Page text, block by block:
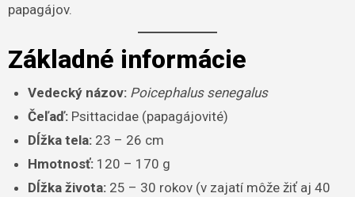
papagájov.
Základné informácie
Vedecký názov: Poicephalus senegalus
Čeľaď: Psittacidae (papagájovité)
Dĺžka tela: 23 – 26 cm
Hmotnosť: 120 – 170 g
Dĺžka života: 25 – 30 rokov (v zajatí môže žiť aj 40